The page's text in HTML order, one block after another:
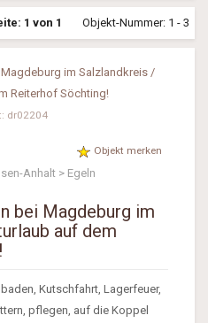
1 von 1 Objekt-Nummer: 1 - 3
dr02204
Objekt merken
Anhalt > Egeln
bei Magdeburg im
auf dem
Kutschfahrt, Lagerfeuer,
pflegen, auf die Koppel